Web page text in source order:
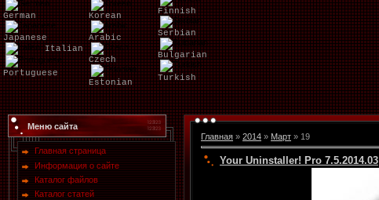
German
Japanese
Italian
Portuguese
Korean
Arabic
Czech
Estonian
Finnish
Serbian
Bulgarian
Turkish
Меню сайта
Главная страница
Информация о сайте
Каталог файлов
Каталог статей
Главная » 2014 » Март » 19
Your Uninstaller! Pro 7.5.2014.03